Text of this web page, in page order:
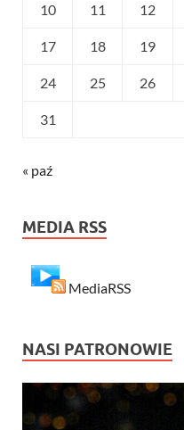
10 11 12
17 18 19
24 25 26
31
« paź
MEDIA RSS
MediaRSS
NASI PATRONOWIE